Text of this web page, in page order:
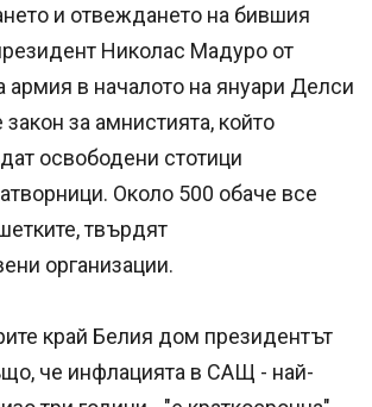
и отвеждането на бившия
Николас Мадуро от
армия в началото на януари Делси
за амнистията, който
освободени стотици
Около 500 обаче все
твърдят
организации.
край Белия дом президентът
че инфлацията в САЩ - най-